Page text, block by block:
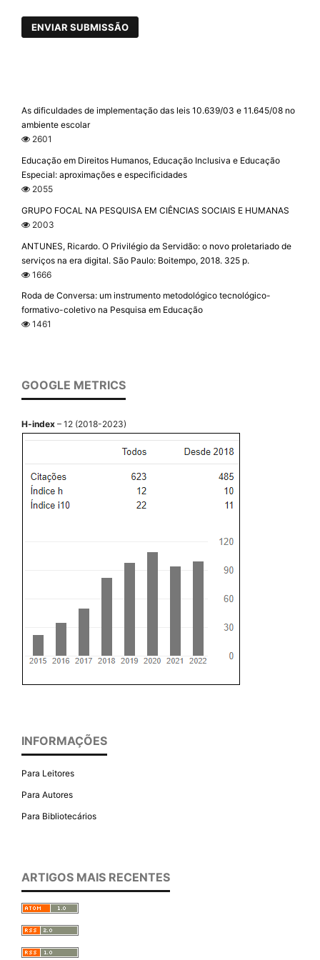
ENVIAR SUBMISSÃO
As dificuldades de implementação das leis 10.639/03 e 11.645/08 no
ambiente escolar
2601
Educação em Direitos Humanos, Educação Inclusiva e Educação
Especial: aproximações e especificidades
2055
GRUPO FOCAL NA PESQUISA EM CIÊNCIAS SOCIAIS E HUMANAS
2003
ANTUNES, Ricardo. O Privilégio da Servidão: o novo proletariado de
serviços na era digital. São Paulo: Boitempo, 2018. 325 p.
1666
Roda de Conversa: um instrumento metodológico tecnológico-
formativo-coletivo na Pesquisa em Educação
1461
GOOGLE METRICS
H-index – 12 (2018-2023)
INFORMAÇÕES
Para Leitores
Para Autores
Para Bibliotecários
ARTIGOS MAIS RECENTES